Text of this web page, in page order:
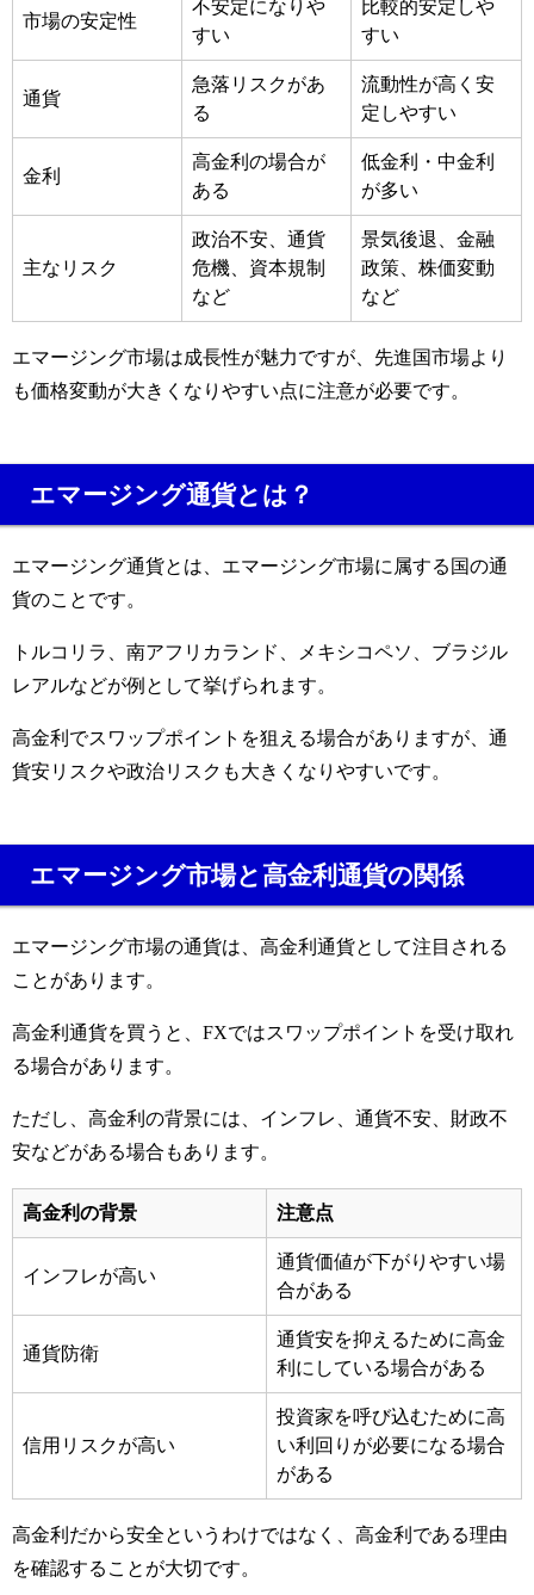
市場の安定性
不安定になりや
すい
比較的安定しや
すい
通貨
急落リスクがあ
る
流動性が高く安
定しやすい
金利
高金利の場合が
ある
低金利・中金利
が多い
主なリスク
政治不安、通貨
危機、資本規制
など
景気後退、金融
政策、株価変動
など
エマージング市場は成長性が魅力ですが、先進国市場より
も価格変動が大きくなりやすい点に注意が必要です。
エマージング通貨とは？
エマージング通貨とは、エマージング市場に属する国の通
貨のことです。
トルコリラ、南アフリカランド、メキシコペソ、ブラジル
レアルなどが例として挙げられます。
高金利でスワップポイントを狙える場合がありますが、通
貨安リスクや政治リスクも大きくなりやすいです。
エマージング市場と高金利通貨の関係
エマージング市場の通貨は、高金利通貨として注目される
ことがあります。
高金利通貨を買うと、FXではスワップポイントを受け取れ
る場合があります。
ただし、高金利の背景には、インフレ、通貨不安、財政不
安などがある場合もあります。
高金利の背景 注意点
インフレが高い
通貨価値が下がりやすい場
合がある
通貨防衛
通貨安を抑えるために高金
利にしている場合がある
信用リスクが高い
投資家を呼び込むために高
い利回りが必要になる場合
がある
高金利だから安全というわけではなく、高金利である理由
を確認することが大切です。